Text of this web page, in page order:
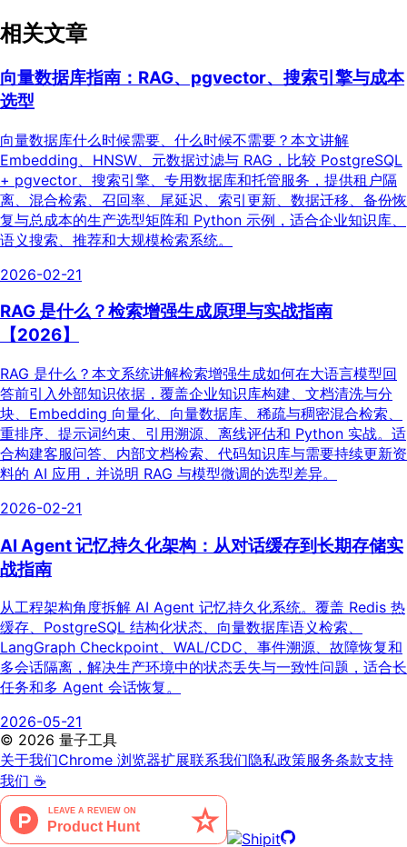
相关文章
向量数据库指南：RAG、pgvector、搜索引擎与成本
选型
向量数据库什么时候需要、什么时候不需要？本文讲解
Embedding、HNSW、元数据过滤与 RAG，比较 PostgreSQL
+ pgvector、搜索引擎、专用数据库和托管服务，提供租户隔
离、混合检索、召回率、尾延迟、索引更新、数据迁移、备份恢
复与总成本的生产选型矩阵和 Python 示例，适合企业知识库、
语义搜索、推荐和大规模检索系统。
2026-02-21
RAG 是什么？检索增强生成原理与实战指南
【2026】
RAG 是什么？本文系统讲解检索增强生成如何在大语言模型回
答前引入外部知识依据，覆盖企业知识库构建、文档清洗与分
块、Embedding 向量化、向量数据库、稀疏与稠密混合检索、
重排序、提示词约束、引用溯源、离线评估和 Python 实战。适
合构建客服问答、内部文档检索、代码知识库与需要持续更新资
料的 AI 应用，并说明 RAG 与模型微调的选型差异。
2026-02-21
AI Agent 记忆持久化架构：从对话缓存到长期存储实
战指南
从工程架构角度拆解 AI Agent 记忆持久化系统。覆盖 Redis 热
缓存、PostgreSQL 结构化状态、向量数据库语义检索、
LangGraph Checkpoint、WAL/CDC、事件溯源、故障恢复和
多会话隔离，解决生产环境中的状态丢失与一致性问题，适合长
任务和多 Agent 会话恢复。
2026-05-21
© 2026 量子工具
关于我们Chrome 浏览器扩展联系我们隐私政策服务条款支持
我们 ☕